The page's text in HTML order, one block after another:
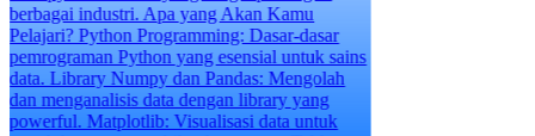
berbagai industri. Apa yang Akan Kamu
Pelajari? Python Programming: Dasar-dasar
pemrograman Python yang esensial untuk sains
data. Library Numpy dan Pandas: Mengolah
dan menganalisis data dengan library yang
powerful. Matplotlib: Visualisasi data untuk